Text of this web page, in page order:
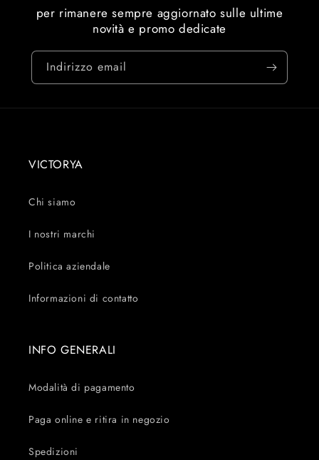
per rimanere sempre aggiornato sulle ultime
novità e promo dedicate
Indirizzo email
VICTORYA
Chi siamo
I nostri marchi
Politica aziendale
Informazioni di contatto
INFO GENERALI
Modalità di pagamento
Paga online e ritira in negozio
Spedizioni